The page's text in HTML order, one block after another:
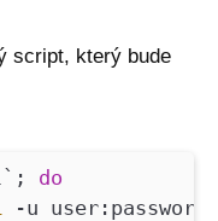
script, který bude
do
-u user:password